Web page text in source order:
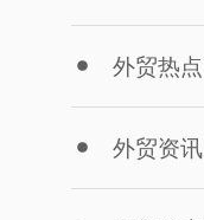
外贸热点
外贸资讯